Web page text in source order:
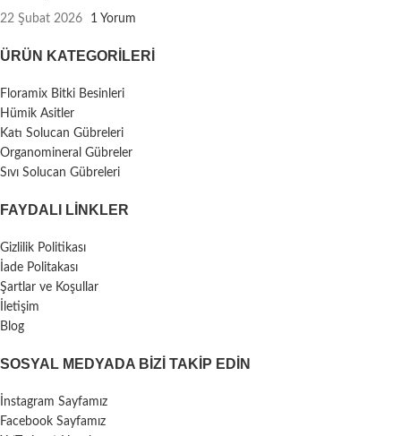
22 Şubat 2026 1 Yorum
ÜRÜN KATEGORILERI
Floramix Bitki Besinleri
Hümik Asitler
Katı Solucan Gübreleri
Organomineral Gübreler
Sıvı Solucan Gübreleri
FAYDALI LİNKLER
Gizlilik Politikası
İade Politakası
Şartlar ve Koşullar
İletişim
Blog
SOSYAL MEDYADA BIZI TAKIP EDIN
İnstagram Sayfamız
Facebook Sayfamız